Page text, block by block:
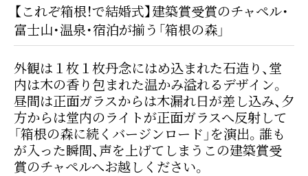
【これぞ箱根！で結婚式】建築賞受賞のチャペル・
富士山・温泉・宿泊が揃う「箱根の森」
外観は１枚１枚丹念にはめ込まれた石造り、堂
内は木の香り包まれた温かみ溢れるデザイン。
昼間は正面ガラスからは木漏れ日が差し込み、夕
方からは堂内のライトが正面ガラスへ反射して
「箱根の森に続くバージンロード」を演出。誰も
が入った瞬間、声を上げてしまうこの建築賞受
賞のチャペルへお越しください。